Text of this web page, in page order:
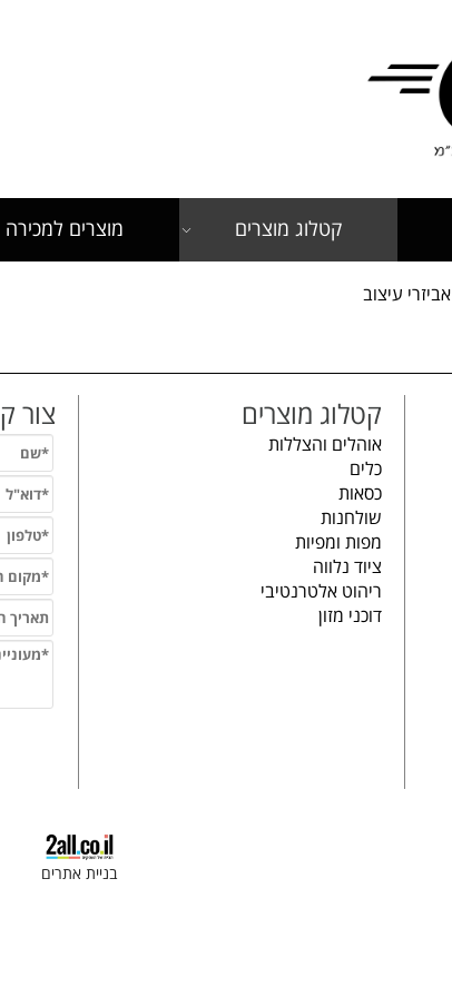
קטלוג מוצרים מוצרים למכירה
אביזרי עיצוב
קטלוג מוצרים
אוהלים והצללות
כלים
כסאות
שולחנות
מפות ומפיות
ציוד נלווה
ריהוט אלטרנטיבי
דוכני מזון
צור
בניית אתרים